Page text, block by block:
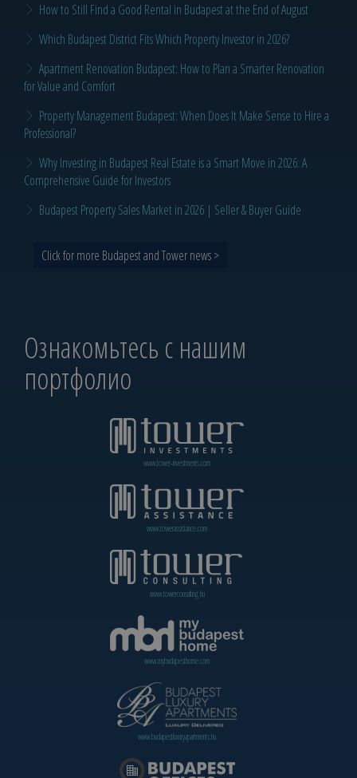
How to Still Find a Good Rental in Budapest at the End of August
Which Budapest District Fits Which Property Investor in 2026?
Apartment Renovation Budapest: How to Plan a Smarter Renovation
for Value and Comfort
Property Management Budapest: When Does It Make Sense to Hire a
Professional?
Why Investing in Budapest Real Estate is a Smart Move in 2026: A
Comprehensive Guide for Investors
Budapest Property Sales Market in 2026 | Seller & Buyer Guide
Click for more Budapest and Tower news >
Ознакомьтесь с нашим
портфолио
www.tower-investments.com
www.towerassistance.com
www.towerconsulting.hu
www.mybudapesthome.com
www.budapestluxuryapartments.hu